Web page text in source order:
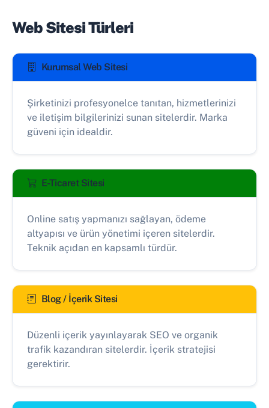
Web Sitesi Türleri
Kurumsal Web Sitesi
Şirketinizi profesyonelce tanıtan, hizmetlerinizi
ve iletişim bilgilerinizi sunan sitelerdir. Marka
güveni için idealdir.
E-Ticaret Sitesi
Online satış yapmanızı sağlayan, ödeme
altyapısı ve ürün yönetimi içeren sitelerdir.
Teknik açıdan en kapsamlı türdür.
Blog / İçerik Sitesi
Düzenli içerik yayınlayarak SEO ve organik
trafik kazandıran sitelerdir. İçerik stratejisi
gerektirir.